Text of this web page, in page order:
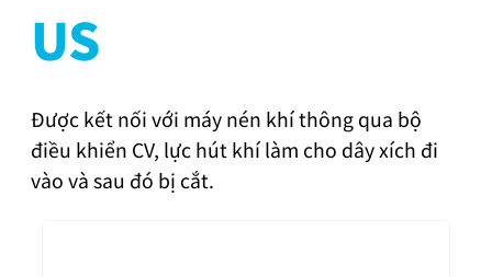
US
Được kết nối với máy nén khí thông qua bộ
điều khiển CV, lực hút khí làm cho dây xích đi
vào và sau đó bị cắt.